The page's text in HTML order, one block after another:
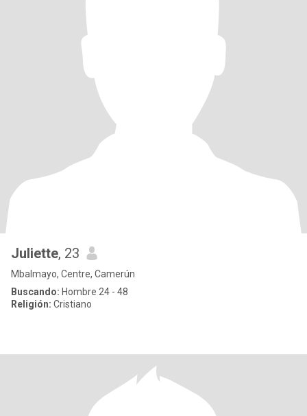
Juliette, 23
Mbalmayo, Centre, Camerún
Buscando: Hombre 24 - 48
Religión: Cristiano